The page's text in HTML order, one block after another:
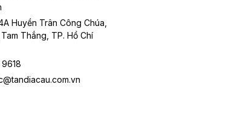
Huyền Trân Công Chúa,
Thắng, TP. Hồ Chí